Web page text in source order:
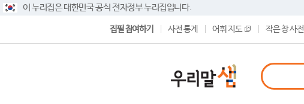
이 누리집은 대한민국 공식 전자정부 누리집입니다.
집필 참여하기 사전 통계 어휘 지도 작은 창 사전